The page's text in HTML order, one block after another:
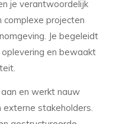
je verantwoordelijk
complexe projecten
Je begeleidt
en bewaakt
en werkt nauw
stakeholders.